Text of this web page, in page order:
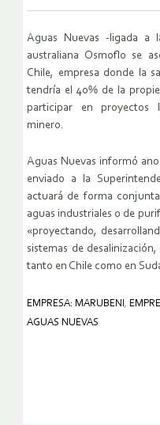
Aguas Nuevas -ligada a
australiana Osmoflo se
Chile, empresa donde la
tendría el 40% de la
participar en proyectos
minero.
Aguas Nuevas informó
enviado a la
actuará de forma
aguas industriales o de
«proyectando,
sistemas de
tanto en Chile como en
EMPRESA: MARUBENI ,
AGUAS NUEVAS